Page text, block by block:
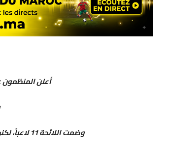
أعلن المنظمون
وضمت اللائحة 11 لاعباً، لكنها شهدت استبعاداً غير متوقع للنجم المغربي أشرف حكيمي.